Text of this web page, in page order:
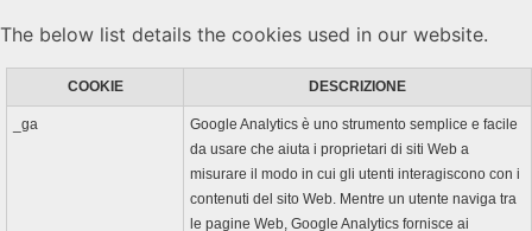
The below list details the cookies used in our website.
COOKIE DESCRIZIONE
_ga
Google Analytics è uno strumento semplice e facile
da usare che aiuta i proprietari di siti Web a
misurare il modo in cui gli utenti interagiscono con i
contenuti del sito Web. Mentre un utente naviga tra
le pagine Web, Google Analytics fornisce ai